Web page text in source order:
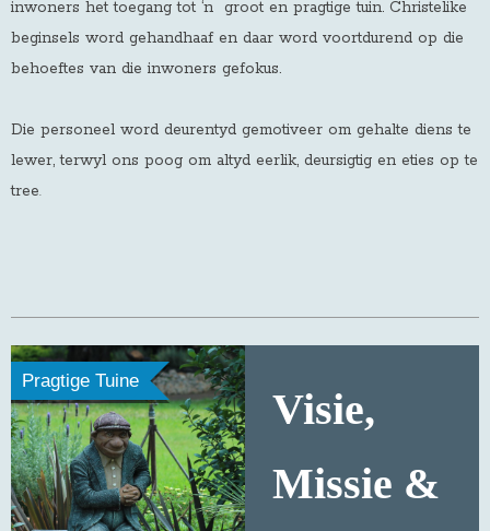
inwoners het toegang tot ‘n groot en pragtige tuin. Christelike
beginsels word gehandhaaf en daar word voortdurend op die
behoeftes van die inwoners gefokus.
Die personeel word deurentyd gemotiveer om gehalte diens te
lewer, terwyl ons poog om altyd eerlik, deursigtig en eties op te
tree.
Pragtige Tuine
Visie,
Missie &